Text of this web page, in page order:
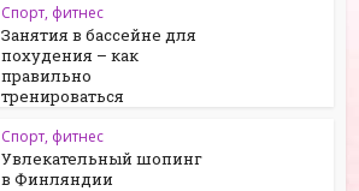
Спорт, фитнес
Занятия в бассейне для
похудения – как
правильно
тренироваться
Спорт, фитнес
Увлекательный шопинг
в Финляндии